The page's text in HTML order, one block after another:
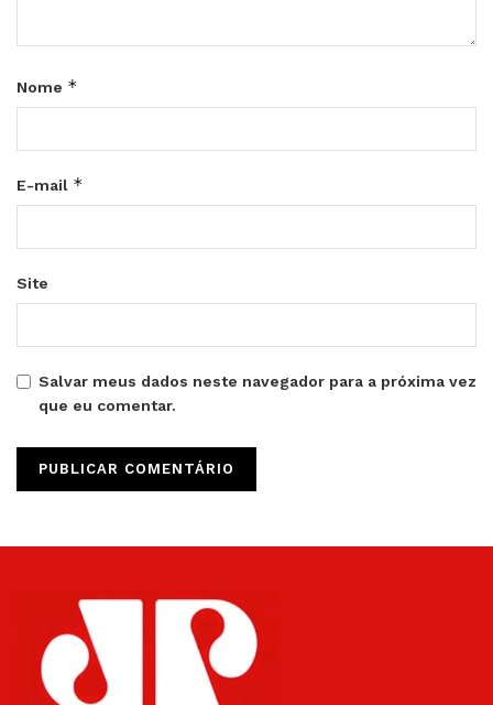
Nome *
E-mail *
Site
Salvar meus dados neste navegador para a próxima vez
que eu comentar.